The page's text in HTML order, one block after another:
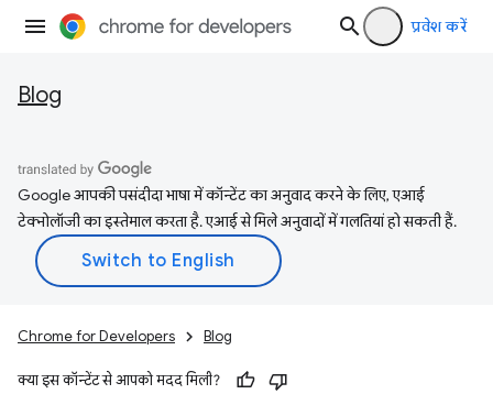
प्रवेश करें
Blog
Google आपकी पसंदीदा भाषा में कॉन्टेंट का अनुवाद करने के लिए, एआई
टेक्नोलॉजी का इस्तेमाल करता है. एआई से मिले अनुवादों में गलतियां हो सकती हैं.
Chrome for Developers Blog
क्या इस कॉन्टेंट से आपको मदद मिली?